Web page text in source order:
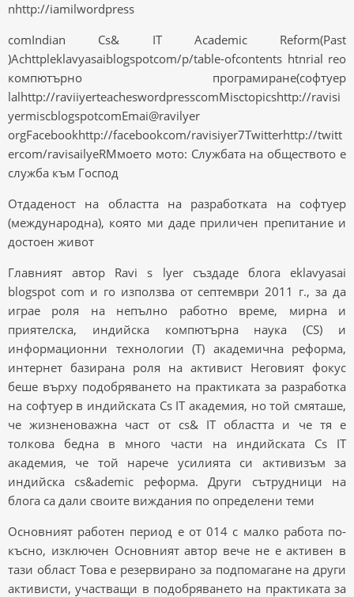
nhttp://iamilwordpress
comIndian Cs& IT Academic Reform(Past
)Achttpleklavyasaiblogspotcom/p/table-ofcontents htnrial reo
компютърно програмиране(софтуер
lalhttp://raviiyerteacheswordpresscomMisctopicshttp://ravisi
yermiscblogspotcomEmai@ravilyer
orgFacebookhttp://facebookcom/ravisiyer7Twitterhttp://twitt
ercom/ravisailyeRMмоето мото: Службата на обществото е
служба към Господ
Отдаденост на областта на разработката на софтуер
(международна), която ми даде приличен препитание и
достоен живот
Главният автор Ravi s lyer създаде блога eklavyasai
blogspot com и го използва от септември 2011 г., за да
играе роля на непълно работно време, мирна и
приятелска, индийска компютърна наука (CS) и
информационни технологии (T) академична реформа,
интернет базирана роля на активист Неговият фокус
беше върху подобряването на практиката за разработка
на софтуер в индийската Cs IT академия, но той смяташе,
че жизненоважна част от cs& IT областта и че тя е
толкова бедна в много части на индийската Cs IT
академия, че той нарече усилията си активизъм за
индийска cs&ademic реформа. Други сътрудници на
блога са дали своите виждания по определени теми
Основният работен период е от 014 с малко работа по-
късно, изключен Основният автор вече не е активен в
тази област Това е резервирано за подпомагане на други
активисти, участващи в подобряването на практиката за